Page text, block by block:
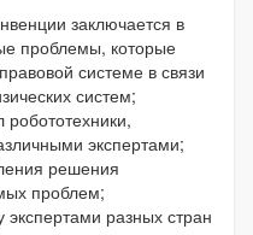
заключается в
проблемы, которые
системе в связи
систем;
экспертами;
решения
проблем;
разных стран